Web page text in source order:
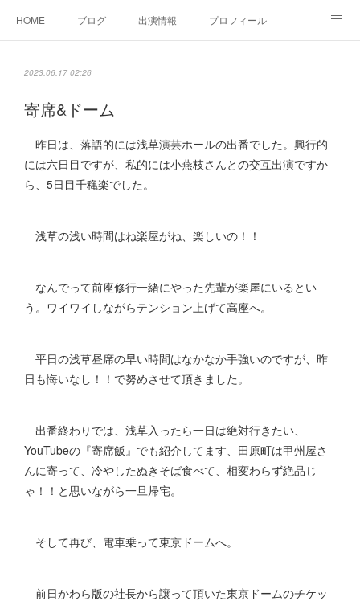
HOME ブログ 出演情報 プロフィール
2023.06.17 02:26
寄席&ドーム
昨日は、落語的には浅草演芸ホールの出番でした。興行的
には六日目ですが、私的には小燕枝さんとの交互出演ですか
ら、5日目千穐楽でした。
浅草の浅い時間はね楽屋がね、楽しいの！！
なんでって前座修行一緒にやった先輩が楽屋にいるとい
う。ワイワイしながらテンション上げて高座へ。
平日の浅草昼席の早い時間はなかなか手強いのですが、昨
日も悔いなし！！で努めさせて頂きました。
出番終わりでは、浅草入ったら一日は絶対行きたい、
YouTubeの『寄席飯』でも紹介してます、田原町は甲州屋さ
んに寄って、冷やしたぬきそば食べて、相変わらず絶品じ
ゃ！！と思いながら一旦帰宅。
そして再び、電車乗って東京ドームへ。
前日かわら版の社長から譲って頂いた東京ドームのチケッ